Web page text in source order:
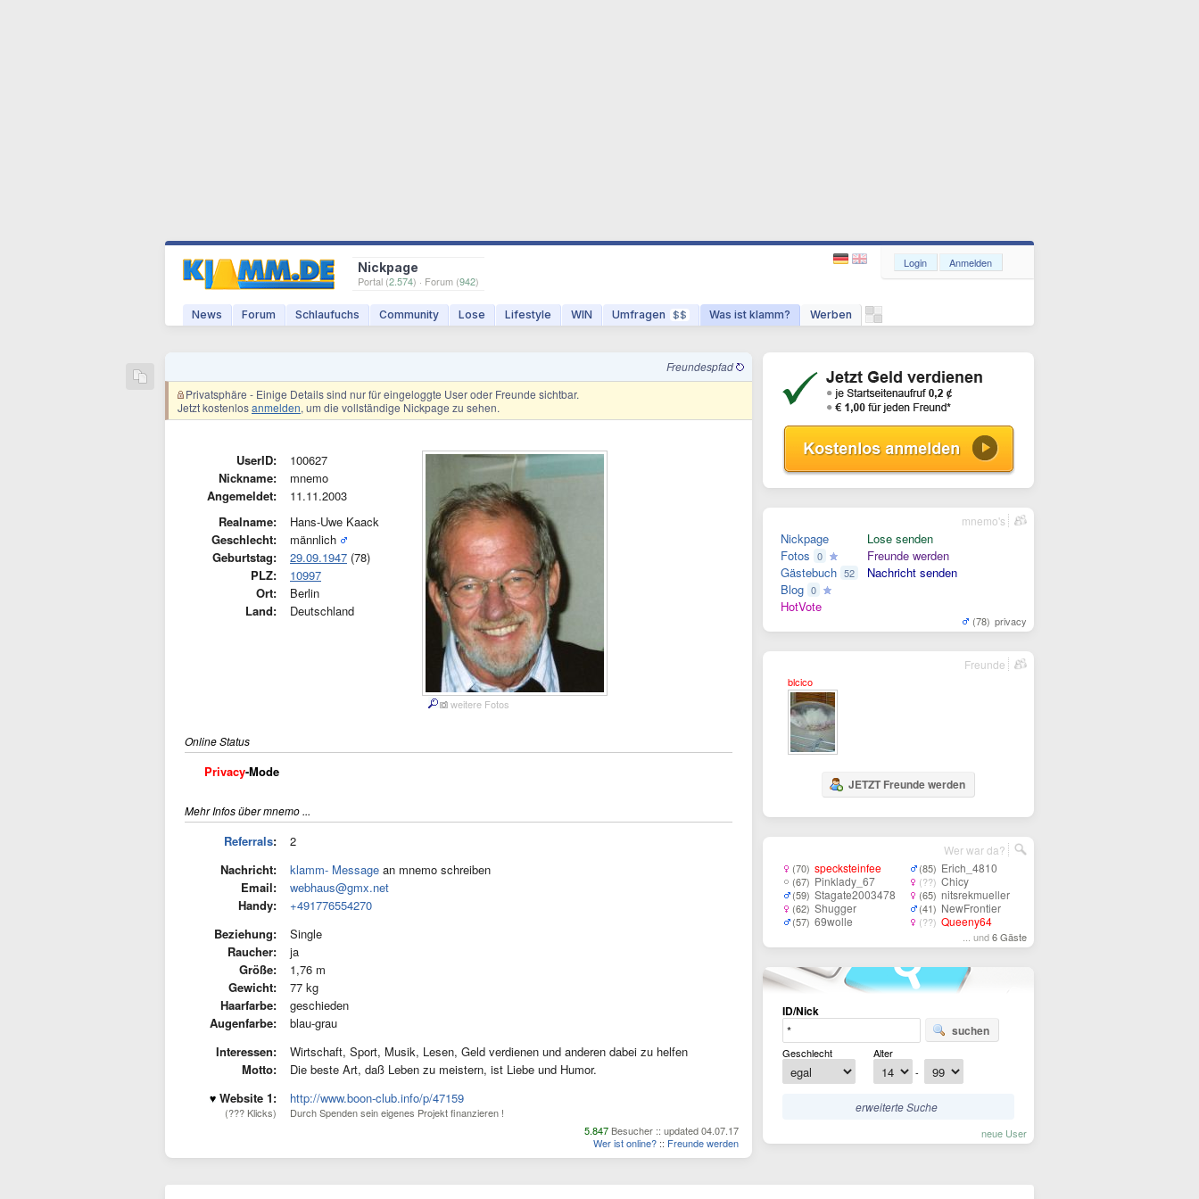
Nickpage
Portal (2.574) · Forum (942)
News Forum Schlaufuchs Community Lose Lifestyle WIN Umfragen $$ Was ist klamm? Werben
Login Anmelden
Freundespfad
Privatsphäre - Einige Details sind nur für eingeloggte User oder Freunde sichtbar.
Jetzt kostenlosanmelden, um die vollständige Nickpage zu sehen.
UserID:
100627
Nickname:
mnemo
Angemeldet:
11.11.2003
Realname:
Hans-Uwe Kaack
Geschlecht:
männlich
Geburtstag:
29.09.1947 (78)
PLZ:
10997
Ort:
Berlin
Land:
Deutschland
weitere Fotos
Online Status
Privacy-Mode
Mehr Infos über mnemo ...
Referrals:
2
Nachricht:
klamm- Message an mnemo schreiben
Email:
webhaus@gmx.net
Handy:
+491776554270
Beziehung:
Single
Raucher:
ja
Größe:
1,76 m
Gewicht:
77 kg
Haarfarbe:
geschieden
Augenfarbe:
blau-grau
Interessen:
Wirtschaft, Sport, Musik, Lesen, Geld verdienen und anderen dabei zu helfen
Motto:
Die beste Art, daß Leben zu meistern, ist Liebe und Humor.
Website 1:
(??? Klicks)
http://www.boon-club.info/p/47159
Durch Spenden sein eigenes Projekt finanzieren !
5.847 Besucher :: updated 04.07.17
Wer ist online? :: Freunde werden
Nickpage
Fotos 0
Gästebuch 52
Blog 0
HotVote
Lose senden
Freunde werden
Nachricht senden
(78) privacy
mnemo's
blcico
JETZT Freunde werden
Freunde
(70) specksteinfee
(67) Pinklady_67
(59) Stagate2003478
(62) Shugger
(57) 69wolle
(85) Erich_4810
(??) Chicy
(65) nitsrekmueller
(41) NewFrontier
(??) Queeny64
... und6 Gäste
Wer war da?
ID/Nick
suchen
Geschlecht
Alter
-
erweiterte Suche
neue User